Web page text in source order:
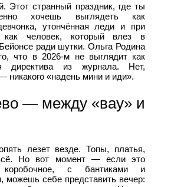
Этот странный праздник, где ты
хочешь выглядеть как
утончённая леди и при
человек, который влез в
ради шутки. Ольга Родина
что в 2026-м не выглядит как
директива из журнала. Нет,
никакого «надень мини и иди».
— между «вау» и
лезет везде. Топы, платья,
Но вот момент — если это
коробочное, с бантиками и
можешь себе представить вечер: